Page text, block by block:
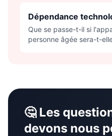
Dépendance
Que se passe-t-il si
personne âgée sera-t-
🤔 Les
devons nous